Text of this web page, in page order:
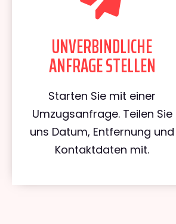
UNVERBINDLICHE
ANFRAGE STELLEN
Starten Sie mit einer
Umzugsanfrage. Teilen Sie
uns Datum, Entfernung und
Kontaktdaten mit.